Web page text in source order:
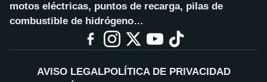
motos eléctricas, puntos de recarga, pilas de
combustible de hidrógeno…
AVISO LEGALPOLÍTICA DE PRIVACIDAD